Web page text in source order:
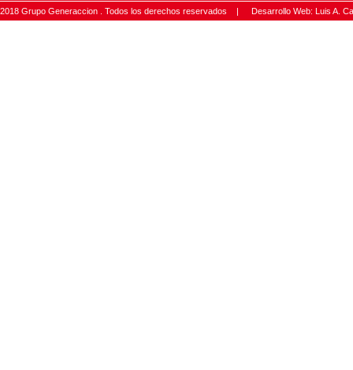
2018 Grupo Generaccion . Todos los derechos reservados | Desarrollo Web: Luis